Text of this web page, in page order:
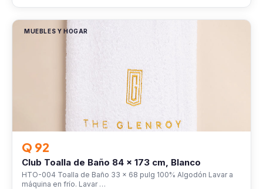
MUEBLES Y HOGAR
Q 92
Club Toalla de Baño 84 x 173 cm, Blanco
HTO-004 Toalla de Baño 33 x 68 pulg 100% Algodón Lavar a
máquina en frío. Lavar …